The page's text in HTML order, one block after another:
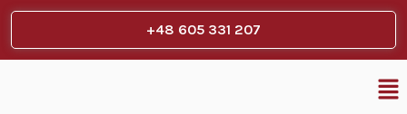
+48 605 331 207